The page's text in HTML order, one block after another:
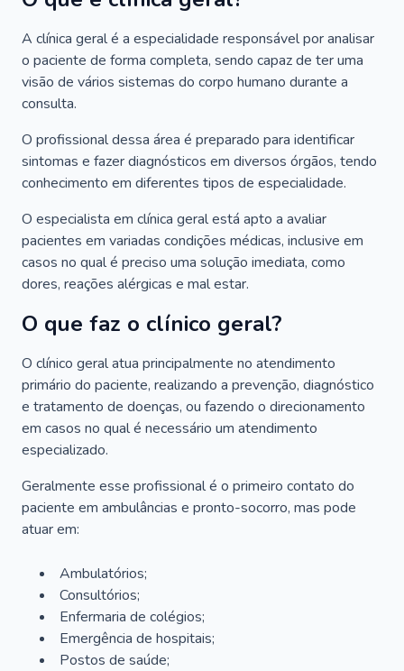
A clínica geral é a especialidade responsável por analisar
o paciente de forma completa, sendo capaz de ter uma
visão de vários sistemas do corpo humano durante a
consulta.
O profissional dessa área é preparado para identificar
sintomas e fazer diagnósticos em diversos órgãos, tendo
conhecimento em diferentes tipos de especialidade.
O especialista em clínica geral está apto a avaliar
pacientes em variadas condições médicas, inclusive em
casos no qual é preciso uma solução imediata, como
dores, reações alérgicas e mal estar.
O que faz o clínico geral?
O clínico geral atua principalmente no atendimento
primário do paciente, realizando a prevenção, diagnóstico
e tratamento de doenças, ou fazendo o direcionamento
em casos no qual é necessário um atendimento
especializado.
Geralmente esse profissional é o primeiro contato do
paciente em ambulâncias e pronto-socorro, mas pode
atuar em:
Ambulatórios;
Consultórios;
Enfermaria de colégios;
Emergência de hospitais;
Postos de saúde;